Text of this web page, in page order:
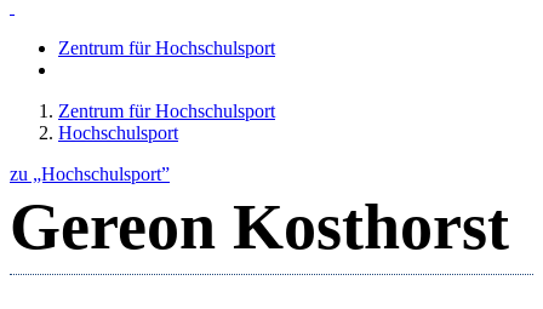
Zentrum für Hochschulsport
Zentrum für Hochschulsport
Hochschulsport
zu „Hochschulsport”
Gereon Kosthorst